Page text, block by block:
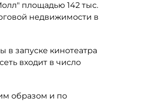
площадью 142 тыс.
недвижимости в
запуске кинотеатра
входит в число
образом и по